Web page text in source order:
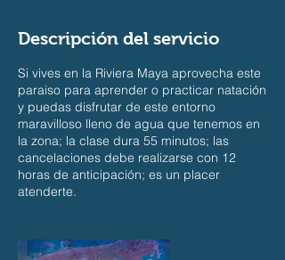
Descripción del servicio
Si vives en la Riviera Maya aprovecha este
paraiso para aprender o practicar natación
y puedas disfrutar de este entorno
maravilloso lleno de agua que tenemos en
la zona; la clase dura 55 minutos; las
cancelaciones debe realizarse con 12
horas de anticipación; es un placer
atenderte.